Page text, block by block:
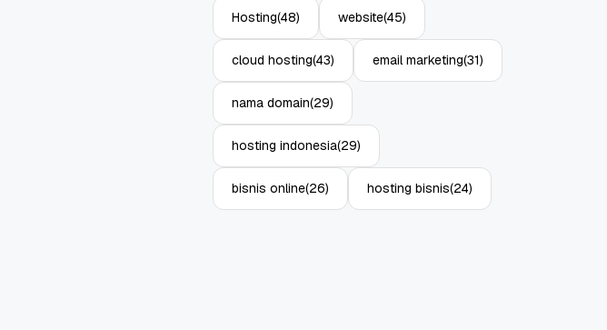
Hosting(48) website(45)
cloud hosting(43) email marketing(31)
nama domain(29)
hosting indonesia(29)
bisnis online(26) hosting bisnis(24)